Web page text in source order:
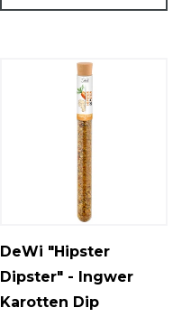
DeWi "Hipster
Dipster" - Ingwer
Karotten Dip